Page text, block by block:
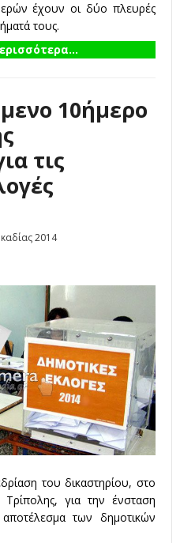
έχουν οι δύο πλευρές
τους.
10ήμερο
τις
2014
του δικαστηρίου, στο
Τρίπολης, για την ένσταση
των δημοτικών